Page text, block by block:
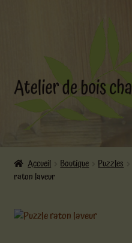
navigation
Accueil Boutique Puzzles
raton laveur